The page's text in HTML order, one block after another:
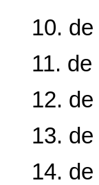
10.
11.
12.
13.
14.